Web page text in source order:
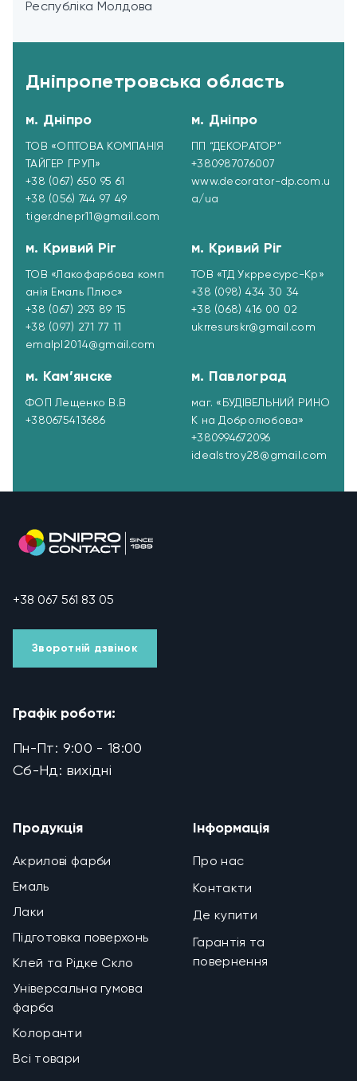
Республіка Молдова
Дніпропетровська область
м. Дніпро
ТОВ «ОПТОВА КОМПАНІЯ
ТАЙГЕР ГРУП»
+38 (067) 650 95 61
+38 (056) 744 97 49
tiger.dnepr11@gmail.com
м. Дніпро
ПП “ДЕКОРАТОР”
+380987076007
www.decorator-dp.com.u
a/ua
м. Кривий Ріг
ТОВ «Лакофарбова комп
анія Емаль Плюс»
+38 (067) 293 89 15
+38 (097) 271 77 11
emalpl2014@gmail.com
м. Кривий Ріг
ТОВ «ТД Укрресурc-Кр»
+38 (098) 434 30 34
+38 (068) 416 00 02
ukrresurskr@gmail.com
м. Кам’янске
ФОП Лещенко В.В
+380675413686
м. Павлоград
маг. «БУДІВЕЛЬНИЙ РИНО
К на Добролюбова»
+380994672096
idealstroy28@gmail.com
+38 067 561 83 05
Зворотній дзвінок
Графік роботи:
Пн-Пт: 9:00 - 18:00
Сб-Нд: вихідні
Продукція
Акрилові фарби
Емаль
Лаки
Підготовка поверхонь
Клей та Рідке Скло
Універсальна гумова
фарба
Колоранти
Всі товари
Інформація
Про нас
Контакти
Де купити
Гарантія та
повернення